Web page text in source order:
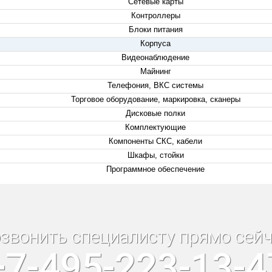
Контроллеры
Блоки питания
Корпуса
Видеонаблюдение
Майнинг
Телефония, ВКС системы
Торговое оборудование, маркировка, сканеры
Дисковые полки
Комплектующие
Компоненты СКС, кабели
Шкафы, стойки
Программное обеспечение
специалисту прямо